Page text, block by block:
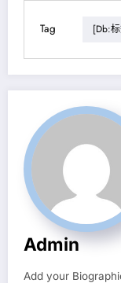
Tag [db:
Admin
Add your